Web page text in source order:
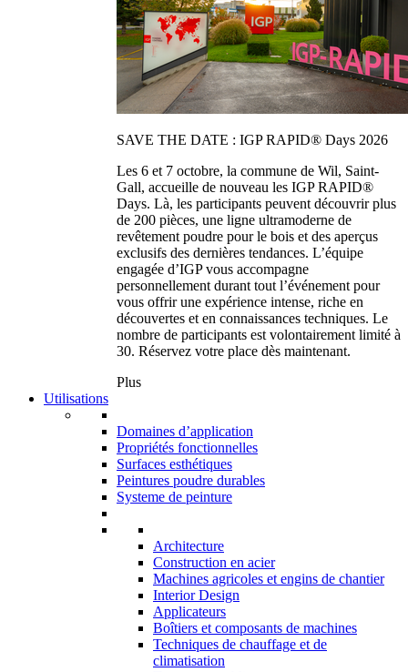
SAVE THE DATE : IGP RAPID® Days 2026
Les 6 et 7 octobre, la commune de Wil, Saint-
Gall, accueille de nouveau les IGP RAPID®
Days. Là, les participants peuvent découvrir plus
de 200 pièces, une ligne ultramoderne de
revêtement poudre pour le bois et des aperçus
exclusifs des dernières tendances. L’équipe
engagée d’IGP vous accompagne
personnellement durant tout l’événement pour
vous offrir une expérience intense, riche en
découvertes et en connaissances techniques. Le
nombre de participants est volontairement limité à
30. Réservez votre place dès maintenant.
Plus
Utilisations
Domaines d’application
Propriétés fonctionnelles
Surfaces esthétiques
Peintures poudre durables
Systeme de peinture
Architecture
Construction en acier
Machines agricoles et engins de chantier
Interior Design
Applicateurs
Boîtiers et composants de machines
Techniques de chauffage et de
climatisation